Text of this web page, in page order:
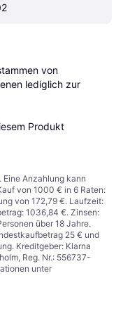
von
lediglich zur
Produkt
Eine Anzahlung kann
von 1000 € in 6 Raten:
von 172,79 €. Laufzeit:
1036,84 €. Zinsen:
über 18 Jahre.
25 € und
Kreditgeber: Klarna
Reg. Nr.: 556737-
unter